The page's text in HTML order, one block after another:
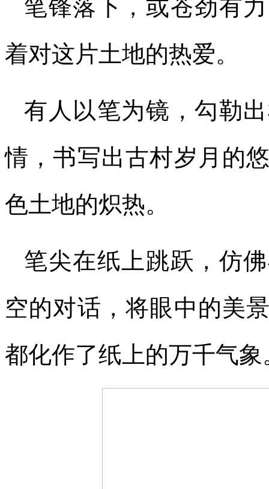
笔锋落下，或苍劲有
着对这片土地的热爱。
有人以笔为镜，勾勒
情，书写出古村岁月的
色土地的炽热。
笔尖在纸上跳跃，仿
空的对话，将眼中的美
都化作了纸上的万千气象